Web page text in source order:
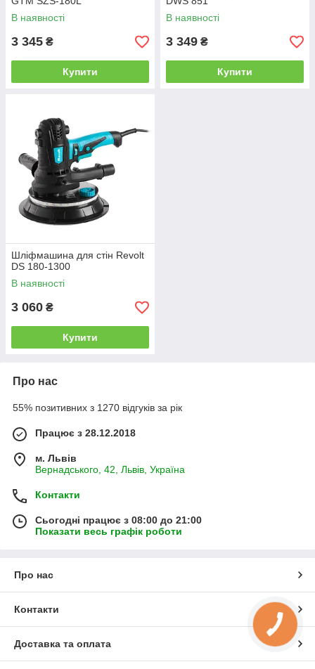
В наявності
3 345 ₴
Купити
В наявності
3 349 ₴
Купити
Шліфмашина для стін Revolt
DS 180-1300
В наявності
3 060 ₴
Купити
Про нас
55% позитивних з 1270 відгуків за рік
Працює з 28.12.2018
м. Львів
Вернадського, 42, Львів, Україна
Контакти
Сьогодні працює з 08:00 до 21:00
Показати весь графік роботи
Про нас
Контакти
Доставка та оплата